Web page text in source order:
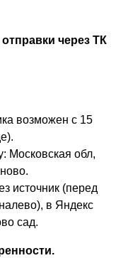
через ТК
возможен с 15
Московская обл,
источник (перед
в Яндекс
сад.